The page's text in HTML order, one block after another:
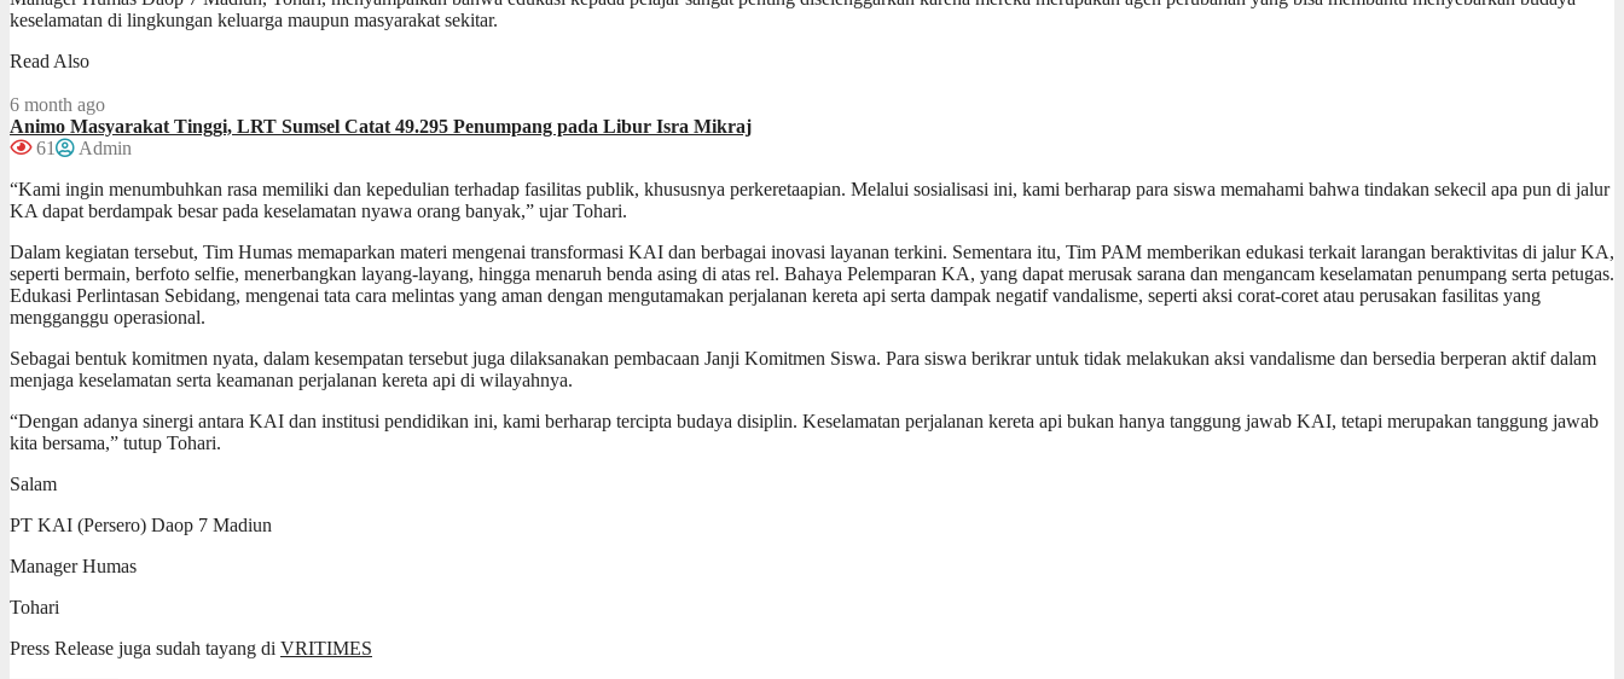
keselamatan di lingkungan keluarga maupun masyarakat sekitar.
Read Also
6 month ago
Animo Masyarakat Tinggi, LRT Sumsel Catat 49.295 Penumpang pada Libur Isra Mikraj
61
Admin
“Kami ingin menumbuhkan rasa memiliki dan kepedulian terhadap fasilitas publik, khususnya perkeretaapian. Melalui sosialisasi ini, kami berharap para siswa memahami bahwa tindakan sekecil apa pun di jalur
KA dapat berdampak besar pada keselamatan nyawa orang banyak,” ujar Tohari.
Dalam kegiatan tersebut, Tim Humas memaparkan materi mengenai transformasi KAI dan berbagai inovasi layanan terkini. Sementara itu, Tim PAM memberikan edukasi terkait larangan beraktivitas di jalur KA,
seperti bermain, berfoto selfie, menerbangkan layang-layang, hingga menaruh benda asing di atas rel. Bahaya Pelemparan KA, yang dapat merusak sarana dan mengancam keselamatan penumpang serta petugas.
Edukasi Perlintasan Sebidang, mengenai tata cara melintas yang aman dengan mengutamakan perjalanan kereta api serta dampak negatif vandalisme, seperti aksi corat-coret atau perusakan fasilitas yang
mengganggu operasional.
Sebagai bentuk komitmen nyata, dalam kesempatan tersebut juga dilaksanakan pembacaan Janji Komitmen Siswa. Para siswa berikrar untuk tidak melakukan aksi vandalisme dan bersedia berperan aktif dalam
menjaga keselamatan serta keamanan perjalanan kereta api di wilayahnya.
“Dengan adanya sinergi antara KAI dan institusi pendidikan ini, kami berharap tercipta budaya disiplin. Keselamatan perjalanan kereta api bukan hanya tanggung jawab KAI, tetapi merupakan tanggung jawab
kita bersama,” tutup Tohari.
Salam
PT KAI (Persero) Daop 7 Madiun
Manager Humas
Tohari
Press Release juga sudah tayang di VRITIMES